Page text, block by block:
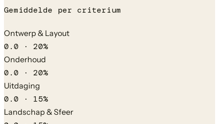
Gemiddelde per criterium
Ontwerp & Layout
0.0 · 20%
Onderhoud
0.0 · 20%
Uitdaging
0.0 · 15%
Landschap & Sfeer